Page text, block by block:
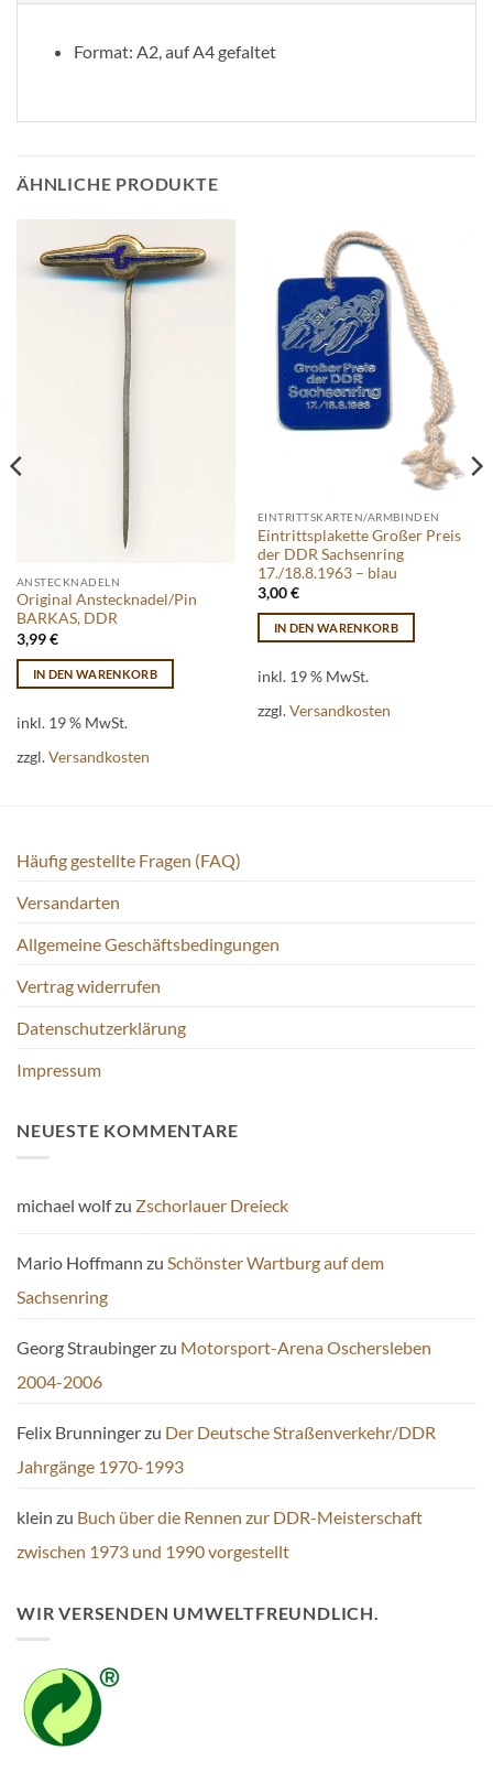
Format: A2, auf A4 gefaltet
ÄHNLICHE PRODUKTE
ANSTECKNADELN
Original Anstecknadel/Pin
BARKAS, DDR
3,99€
IN DEN WARENKORB
inkl. 19 % MwSt.
zzgl.Versandkosten
EINTRITTSKARTEN/ARMBINDEN
Eintrittsplakette Großer Preis
der DDR Sachsenring
17./18.8.1963 – blau
3,00€
IN DEN WARENKORB
inkl. 19 % MwSt.
zzgl.Versandkosten
Häufig gestellte Fragen (FAQ)
Versandarten
Allgemeine Geschäftsbedingungen
Vertrag widerrufen
Datenschutzerklärung
Impressum
NEUESTE KOMMENTARE
michael wolfzu Zschorlauer Dreieck
Mario Hoffmann zu Schönster Wartburg auf dem
Sachsenring
Georg Straubingerzu Motorsport-Arena Oschersleben
2004-2006
Felix Brunningerzu Der Deutsche Straßenverkehr/DDR
Jahrgänge 1970-1993
klein zu Buch über die Rennen zur DDR-Meisterschaft
zwischen 1973 und 1990 vorgestellt
WIR VERSENDEN UMWELTFREUNDLICH.